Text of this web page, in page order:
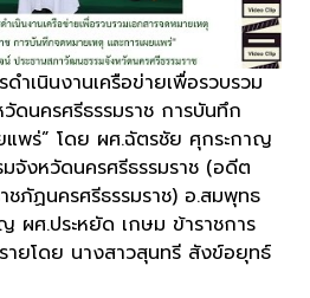
ำเนินงานเครือข่ายเพื่อรวบรวม
ดนครศรีธรรมราช การบันทึก
แพร่” โดย ผศ.ฉัตรชัย ศุกระกาญ
จังหวัดนครศรีธรรมราช (อดีต
ภัฏนครศรีธรรมราช) อ.สมพุทธ
ผศ.ประหยัด เกษม ข้าราชการ
ยโดย นางสาวสุนทรี สังข์อยุทธ์